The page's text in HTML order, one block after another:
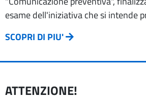
esame dell'iniziativa che si intende
SCOPRI DI PIU'
ATTENZIONE!